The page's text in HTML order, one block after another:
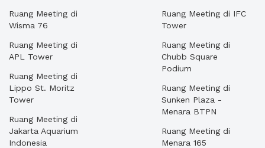
Ruang Meeting di
Wisma 76
Ruang Meeting di
APL Tower
Ruang Meeting di
Lippo St. Moritz
Tower
Ruang Meeting di
Jakarta Aquarium
Indonesia
Ruang Meeting di IFC
Tower
Ruang Meeting di
Chubb Square
Podium
Ruang Meeting di
Sunken Plaza -
Menara BTPN
Ruang Meeting di
Menara 165